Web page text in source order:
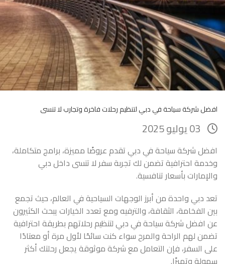
افضل شركة سياحة في دبي لتنظيم رحلات فاخرة وتجارب لا تنسى
افضل شركة سياحة في دبي تقدم عروضًا مميزة، برامج متكاملة،
وخدمة احترافية تضمن لك تجربة سفر لا تنسى داخل دبي
والإمارات بأسعار تنافسية.
تعد دبي واحدة من أبرز الوجهات السياحية في العالم، حيث تجمع
بين الفخامة، الثقافة، والترفيه ومع تعدد الخيارات يبحث الكثيرون
عن افضل شركة سياحة في دبي لتنظيم رحلاتهم بطريقة احترافية
تضمن لهم الراحة والمرح سواء كنت سائحًا لأول مرة أو معتادًا
على السفر، فإن التعامل مع شركة موثوقة يجعل رحلتك أكثر